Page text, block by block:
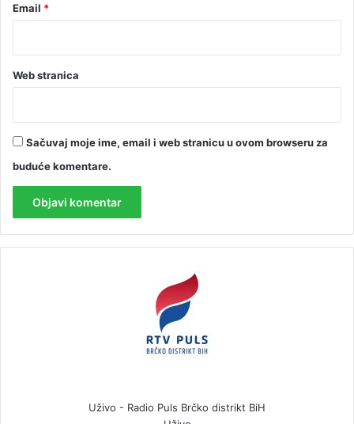
Email *
Web stranica
Sačuvaj moje ime, email i web stranicu u ovom browseru za
buduće komentare.
Uživo - Radio Puls Brčko distrikt BiH